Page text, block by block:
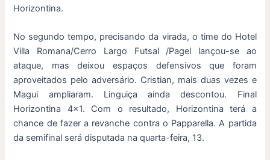
Horizontina.
No segundo tempo, precisando da virada, o time do Hotel
Villa Romana/Cerro Largo Futsal /Pagel lançou-se ao
ataque, mas deixou espaços defensivos que foram
aproveitados pelo adversário. Cristian, mais duas vezes e
Magui ampliaram. Linguiça ainda descontou. Final
Horizontina 4×1. Com o resultado, Horizontina terá a
chance de fazer a revanche contra o Papparella. A partida
da semifinal será disputada na quarta-feira, 13.